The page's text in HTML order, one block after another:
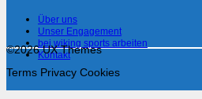
Über uns
Unser Engagement
bei wiking sports arbeiten
Kontakt
©2026 UX Themes
Terms Privacy Cookies